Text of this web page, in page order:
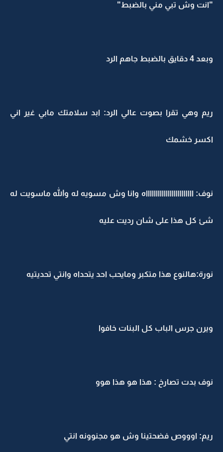
"انت وش تبي مني بالضبط"
وبعد 4 دقايق بالضبط جاهم الرد
ريم وهي تقرا بصوت عالي الرد: ابد سلامتك مابي غير اني
اكسر خشمك
نوف: ااااااااااااااااااااااااه وانا وش مسويه له والله ماسويت له
شئ كل هذا على شان رديت عليه
نورة:هالنوع هذا متكبر ومايحب احد يتحداه وانتي تحديتيه
ويرن جرس الباب كل البنات خافوا
نوف بدت تصارخ : هذا هو هذا هوو
ريم: اوووص فضحتينا وش هو مجنوونه انتي